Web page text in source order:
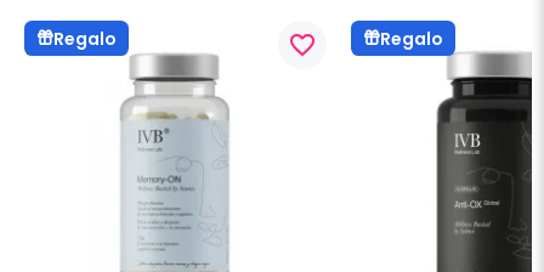
Regalo favorite_border Regalo